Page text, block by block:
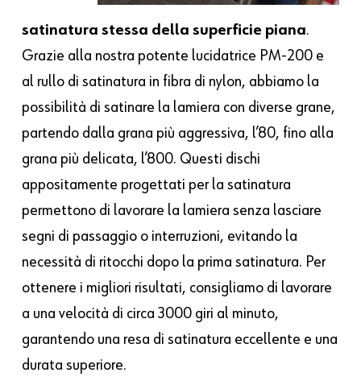
satinatura stessa della superficie piana.
Grazie alla nostra potente lucidatrice PM-200 e
al rullo di satinatura in fibra di nylon, abbiamo la
possibilità di satinare la lamiera con diverse grane,
partendo dalla grana più aggressiva, l’80, fino alla
grana più delicata, l’800. Questi dischi
appositamente progettati per la satinatura
permettono di lavorare la lamiera senza lasciare
segni di passaggio o interruzioni, evitando la
necessità di ritocchi dopo la prima satinatura. Per
ottenere i migliori risultati, consigliamo di lavorare
a una velocità di circa 3000 giri al minuto,
garantendo una resa di satinatura eccellente e una
durata superiore.